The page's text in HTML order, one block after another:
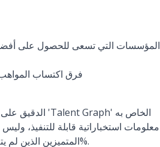
المؤسسات التي تسعى للحصول على
فرق اكتساب المواهب
معلومات استخباراتية قابلة للتنفيذ،
المتميزين الذين لم يتم اختيارهم ليصبحوا موظفين في المستقبل، مما يقلل من تكاليف التوظيف بمعدل 25%.